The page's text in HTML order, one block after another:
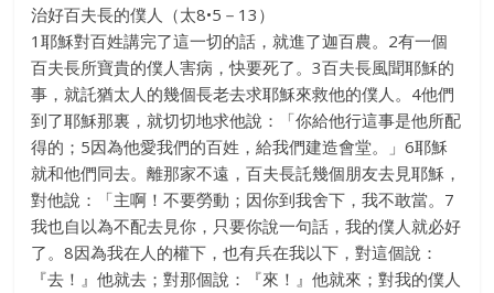
治好百夫長的僕人（太8•5－13）
1耶穌對百姓講完了這一切的話，就進了迦百農。2有一個
百夫長所寶貴的僕人害病，快要死了。3百夫長風聞耶穌的
事，就託猶太人的幾個長老去求耶穌來救他的僕人。4他們
到了耶穌那裏，就切切地求他說：「你給他行這事是他所配
得的；5因為他愛我們的百姓，給我們建造會堂。」6耶穌
就和他們同去。離那家不遠，百夫長託幾個朋友去見耶穌，
對他說：「主啊！不要勞動；因你到我舍下，我不敢當。7
我也自以為不配去見你，只要你說一句話，我的僕人就必好
了。8因為我在人的權下，也有兵在我以下，對這個說：
『去！』他就去；對那個說：『來！』他就來；對我的僕人